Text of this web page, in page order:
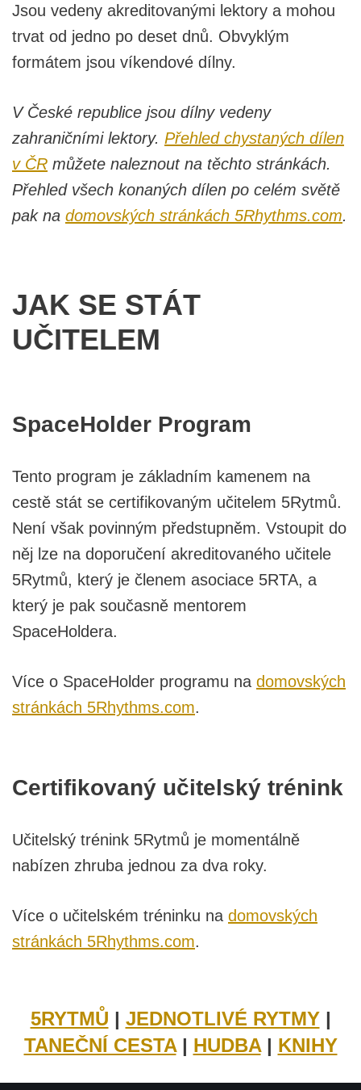
Jsou vedeny akreditovanými lektory a mohou
trvat od jedno po deset dnů. Obvyklým
formátem jsou víkendové dílny.
V České republice jsou dílny vedeny
zahraničními lektory. Přehled chystaných dílen
v ČR můžete naleznout na těchto stránkách.
Přehled všech konaných dílen po celém světě
pak na domovských stránkách 5Rhythms.com.
JAK SE STÁT
UČITELEM
SpaceHolder Program
Tento program je základním kamenem na
cestě stát se certifikovaným učitelem 5Rytmů.
Není však povinným předstupněm. Vstoupit do
něj lze na doporučení akreditovaného učitele
5Rytmů, který je členem asociace 5RTA, a
který je pak současně mentorem
SpaceHoldera.
Více o SpaceHolder programu na domovských
stránkách 5Rhythms.com.
Certifikovaný učitelský trénink
Učitelský trénink 5Rytmů je momentálně
nabízen zhruba jednou za dva roky.
Více o učitelském tréninku na domovských
stránkách 5Rhythms.com.
5RYTMŮ | JEDNOTLIVÉ RYTMY|
TANEČNÍ CESTA| HUDBA| KNIHY